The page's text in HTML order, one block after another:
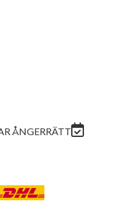
ÅNGERRÄTT